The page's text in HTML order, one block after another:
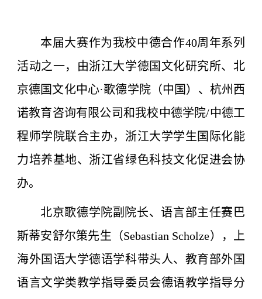
本届大赛作为我校中德合作40周年系列
活动之一，由浙江大学德国文化研究所、北
京德国文化中心·歌德学院（中国）、杭州西
诺教育咨询有限公司和我校中德学院/中德工
程师学院联合主办，浙江大学学生国际化能
力培养基地、浙江省绿色科技文化促进会协
办。
北京歌德学院副院长、语言部主任赛巴
斯蒂安舒尔策先生（Sebastian Scholze），上
海外国语大学德语学科带头人、教育部外国
语言文学类教学指导委员会德语教学指导分